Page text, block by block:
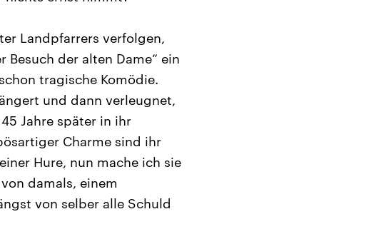
Landpfarrers verfolgen,
der alten Dame“ ein
tragische Komödie.
und dann verleugnet,
Jahre später in ihr
Charme sind ihr
Hure, nun mache ich sie
damals, einem
von selber alle Schuld